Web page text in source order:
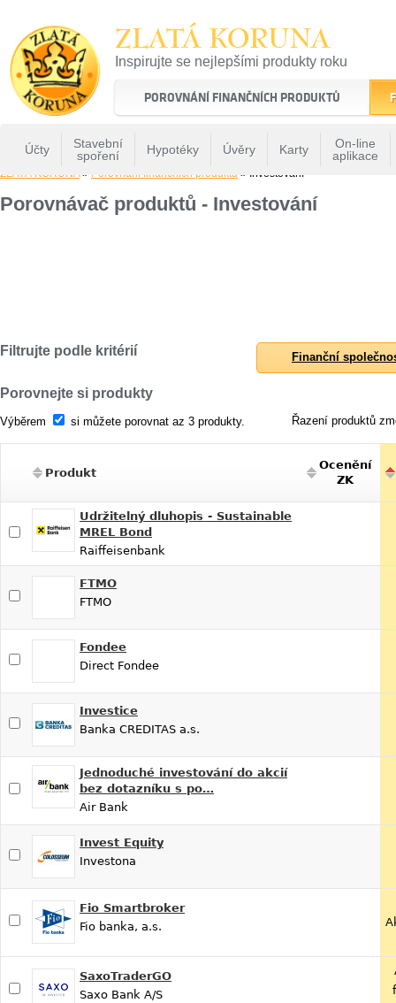
ZLATÁ KORUNA
Inspirujte se nejlepšími produkty roku
22 let tradice a kvality na finančním trhu
POROVNÁNÍ FINANČNÍCH PRODUKTŮ
Účty
Stavební
spoření
Hypotéky Úvěry Karty
On-line
aplikace
ZLATÁ KORUNA» Porovnání finančních produktů » Investování
Porovnávač produktů - Investování
Filtrujte podle kritérií Finanční
Porovnejte si produkty
Řazení produktů
Výběrem si můžete porovnat az 3 produkty.
Produkt
Ocenění
ZK
Udržitelný dluhopis - Sustainable
MREL Bond
Raiffeisenbank
FTMO
FTMO
Fondee
Direct Fondee
Investice
Banka CREDITAS a.s.
Jednoduché investování do akcií
bez dotazníku s po…
Air Bank
Invest Equity
Investona
Fio Smartbroker
Fio banka, a.s.
SaxoTraderGO
Saxo Bank A/S